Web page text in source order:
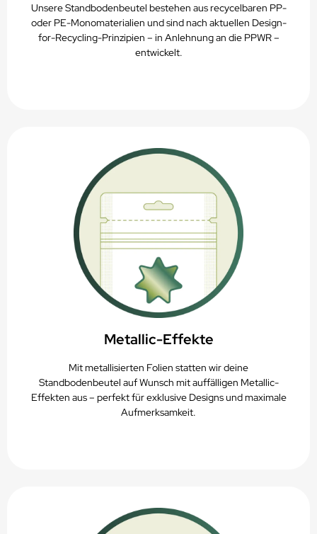
Unsere Standbodenbeutel bestehen aus recycelbaren PP-
oder PE-Monomaterialien und sind nach aktuellen Design-
for-Recycling-Prinzipien – in Anlehnung an die PPWR –
entwickelt.
Metallic-Effekte
Mit metallisierten Folien statten wir deine
Standbodenbeutel auf Wunsch mit auffälligen Metallic-
Effekten aus – perfekt für exklusive Designs und maximale
Aufmerksamkeit.